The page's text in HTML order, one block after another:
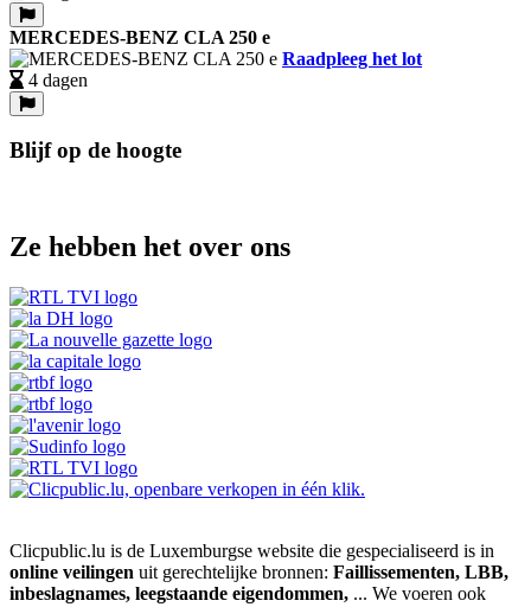
MERCEDES-BENZ CLA 250 e
Raadpleeg het lot
4 dagen
Blijf op de hoogte
Ze hebben het over ons
Clicpublic.lu is de Luxemburgse website die gespecialiseerd is in
online veilingen uit gerechtelijke bronnen: Faillissementen, LBB,
inbeslagnames, leegstaande eigendommen, ... We voeren ook